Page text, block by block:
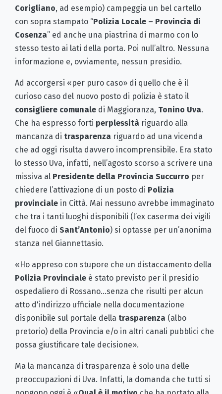
Corigliano, ad esempio) campeggia un bel cartello
con sopra stampato “Polizia Locale – Provincia di
Cosenza” ed anche una piastrina di marmo con lo
stesso testo ai lati della porta. Poi null’altro. Nessuna
informazione e, ovviamente, nessun presidio.
Ad accorgersi «per puro caso» di quello che è il
curioso caso del nuovo posto di polizia è stato il
consigliere comunale di Maggioranza, Tonino Uva.
Che ha espresso forti perplessità riguardo alla
mancanza di trasparenza riguardo ad una vicenda
che ad oggi risulta davvero incomprensibile. Era stato
lo stesso Uva, infatti, nell’agosto scorso a scrivere una
missiva al Presidente della Provincia Succurro per
chiedere l’attivazione di un posto di Polizia
provinciale in Città. Mai nessuno avrebbe immaginato
che tra i tanti luoghi disponibili (l’ex caserma dei vigili
del fuoco di Sant’Antonio) si optasse per un’anonima
stanza nel Giannettasio.
«Ho appreso con stupore che un distaccamento della
Polizia Provinciale è stato previsto per il presidio
ospedaliero di Rossano...senza che risulti per alcun
atto d'indirizzo ufficiale nella documentazione
disponibile sul portale della trasparenza (albo
pretorio) della Provincia e/o in altri canali pubblici che
possa giustificare tale decisione».
Ma la mancanza di trasparenza è solo una delle
preoccupazioni di Uva. Infatti, la domanda che tutti si